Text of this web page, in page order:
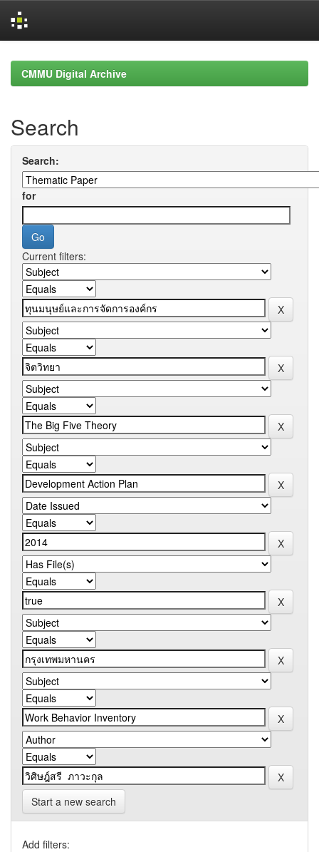
navigationCMMU Digital Archive
Search
Search:
for
Current filters:
Start a new search
Add filters: